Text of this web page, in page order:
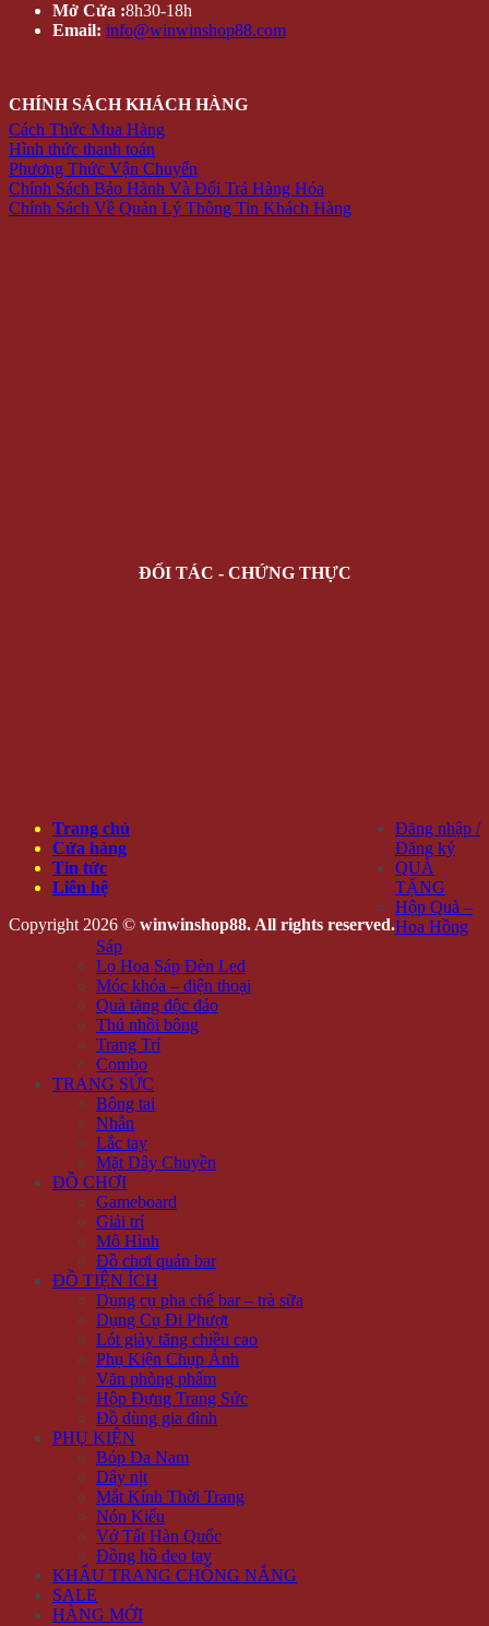
Mở Cửa :8h30-18h
Email: info@winwinshop88.com
CHÍNH SÁCH KHÁCH HÀNG
Cách Thức Mua Hàng
Hình thức thanh toán
Phương Thức Vận Chuyển
Chính Sách Bảo Hành Và Đổi Trả Hàng Hóa
Chính Sách Về Quản Lý Thông Tin Khách Hàng
ĐỐI TÁC - CHỨNG THỰC
Trang chủ
Cửa hàng
Tin tức
Liên hệ
Copyright 2026 © winwinshop88. All rights reserved.
Đăng nhập /
Đăng ký
QUÀ
TẶNG
Hộp Quà –
Hoa Hồng
Sáp
Lọ Hoa Sáp Đèn Led
Móc khóa – điện thoại
Quà tặng độc đáo
Thú nhồi bông
Trang Trí
Combo
TRANG SỨC
Bông tai
Nhẫn
Lắc tay
Mặt Dây Chuyền
ĐỒ CHƠI
Gameboard
Giải trí
Mô Hình
Đồ chơi quán bar
ĐỒ TIỆN ÍCH
Dụng cụ pha chế bar – trà sữa
Dụng Cụ Đi Phượt
Lót giày tăng chiều cao
Phụ Kiện Chụp Ảnh
Văn phòng phẩm
Hộp Đựng Trang Sức
Đồ dùng gia đình
PHỤ KIỆN
Bóp Da Nam
Dây nịt
Mắt Kính Thời Trang
Nón Kiểu
Vớ Tất Hàn Quốc
Đồng hồ đeo tay
KHẨU TRANG CHỐNG NẮNG
SALE
HÀNG MỚI